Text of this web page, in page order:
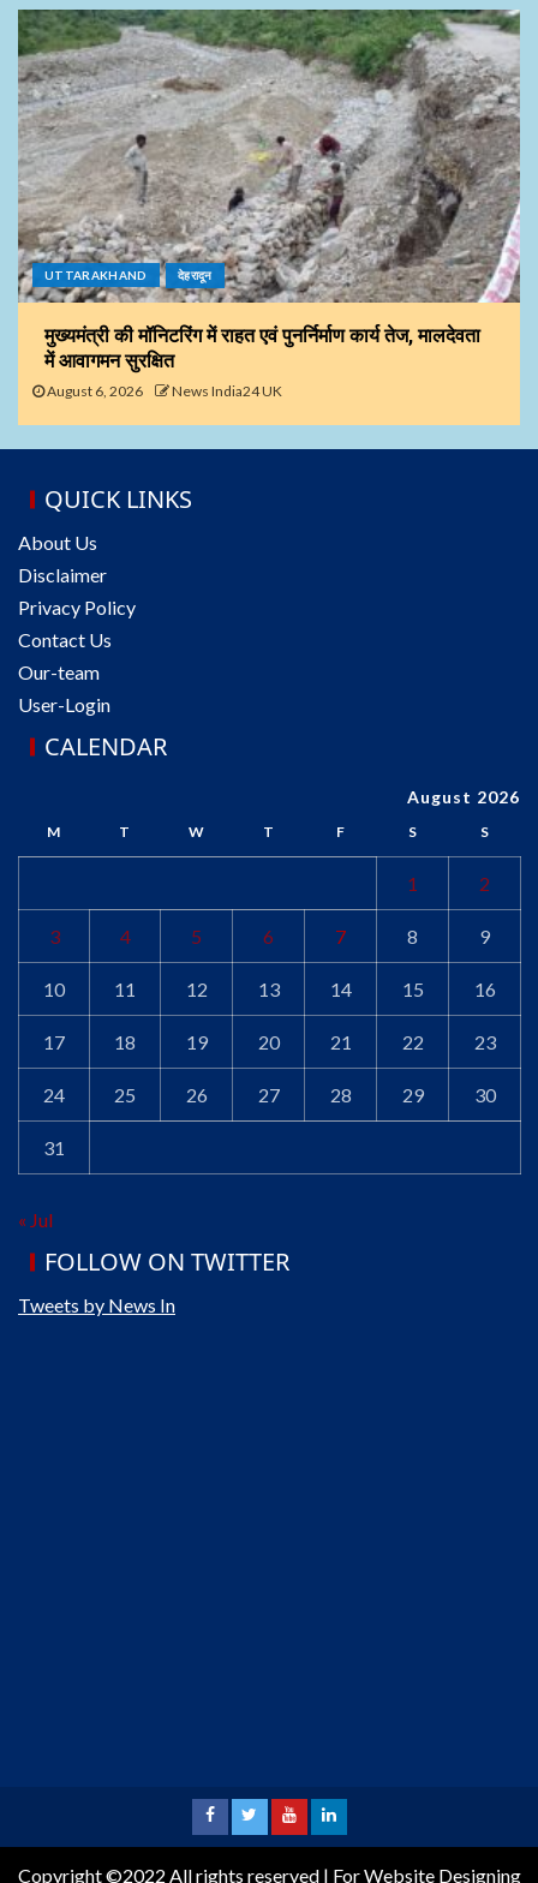
UTTARAKHAND देहरादून
मुख्यमंत्री की मॉनिटरिंग में राहत एवं पुनर्निर्माण कार्य तेज, मालदेवता
में आवागमन सुरक्षित
August 6, 2026 News India24 UK
QUICK LINKS
About Us
Disclaimer
Privacy Policy
Contact Us
Our-team
User-Login
CALENDAR
August 2026
M T W T F S S
1 2
3 4 5 6 7 8 9
10 11 12 13 14 15 16
17 18 19 20 21 22 23
24 25 26 27 28 29 30
31
« Jul
FOLLOW ON TWITTER
Tweets by News In
Copyright ©2022 All rights reserved | For Website Designing